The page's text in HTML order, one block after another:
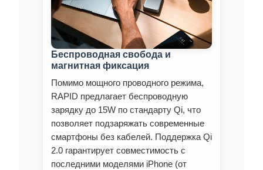
Беспроводная свобода и
магнитная фиксация
Помимо мощного проводного режима,
RAPID предлагает беспроводную
зарядку до 15W по стандарту Qi, что
позволяет подзаряжать современные
смартфоны без кабелей. Поддержка Qi
2.0 гарантирует совместимость с
последними моделями iPhone (от